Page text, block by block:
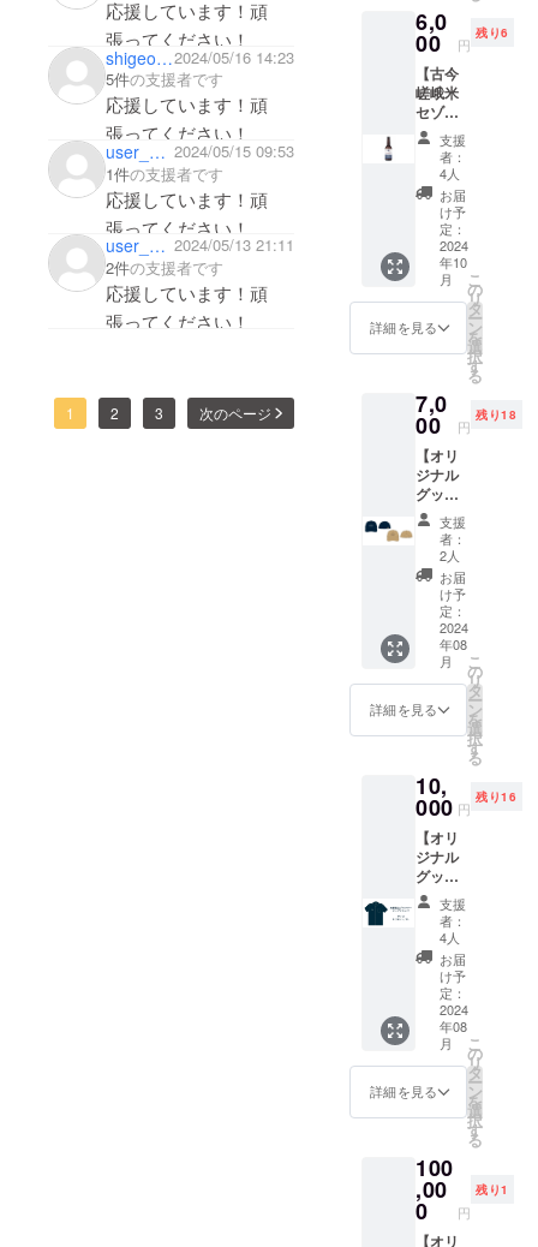
応援しています！頑
張ってください！
shigeomasunaga2024/05/16 14:23
5件の支援者です
応援しています！頑
張ってください！
user_b52cb0c274f4 2024/05/15 09:53
1件の支援者です
応援しています！頑
張ってください！
user_4504d3ff52e4 2024/05/13 21:11
2件の支援者です
応援しています！頑
張ってください！
1 2 3 次のページ
ラー：
ネイ
ビーま
たはホ
ワイト
素材：
綿100％
サイ
ズ： S
身丈66
身巾49
M 身丈
52 L 身
丈74 身
巾55 XL
身丈78
※素材の
生産の
過程に
よっ
て、表
記サイ
ズより
誤差が
生じま
す。あ
らかじ
めご了
承くだ
さい。
6,0
00 円
残り6
【古今
嵯峨米
セゾン
を買っ
て応
援・プ
ラン
3】 古
今嵯峨
米セゾ
330ml 4
本 お礼
のメッ
セージ
※原材料
加物等
の食品
表示は
お届け
商品の
ラベル
に表記
されま
す。 商
品開封
前には
必ずお
届けの
リター
ンに貼
付され
たラベ
認くだ
さい。
※アル
コール
度数
5.0% ※
要冷蔵
※20歳未
満の者
による
飲酒は
法令で
禁止さ
れてい
ます。
20歳未
満の方
択でき
ませ
ん。
支援
者：
4人
お届
け予
定：
2024
年10
月
詳細を見る
こ
の
リ
タ
ー
ン
を
選
択
す
る
7,0
00 円
残り18
【オリ
ジナル
グッズ
を買っ
て応
援・プ
ラン
3】 京
都嵐山
ブルワ
リー
キャッ
プ 1個
お礼の
メッ
セージ
ラー：
ネイ
ビーま
たはサ
ンド
（ベー
ジュ
系） 素
材：綿
100%
サイ
ズ：フ
リーサ
イズ 55
～60cm
（金属
クリッ
支援
者：
2人
お届
け予
定：
2024
年08
月
詳細を見る
こ
の
リ
タ
ー
ン
を
選
択
す
る
10,
000 円
残り16
【オリ
ジナル
グッズ
を買っ
て応
援・プ
ラン
4】 京
都嵐山
ブルワ
リー
オープ
ンシャ
ツ 1枚
お礼の
メッ
カ
ラー：
ネイ
ビー 素
材：ポ
支援
者：
4人
お届
け予
定：
2024
年08
月
詳細を見る
こ
の
リ
タ
ー
ン
を
選
択
す
る
100
,00
0 円
残り1
【オリ